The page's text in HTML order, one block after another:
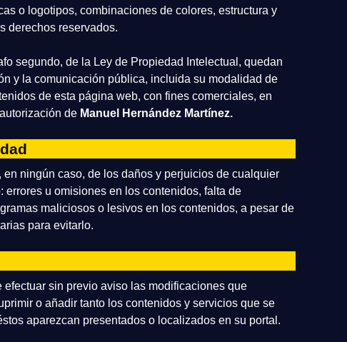
o logotipos, combinaciones de colores, estructura y
derechos reservados.
segundo, de la Ley de Propiedad Intelectual, quedan
y la comunicación pública, incluida su modalidad de
de esta página web, con fines comerciales, en
de Manuel Hernández Martínez.
ningún caso, de los daños y perjuicios de cualquier
u omisiones en los contenidos, falta de
maliciosos o lesivos en los contenidos, a pesar de
para evitarlo.
sin previo aviso las modificaciones que
o añadir tanto los contenidos y servicios que se
aparezcan presentados o localizados en su portal.